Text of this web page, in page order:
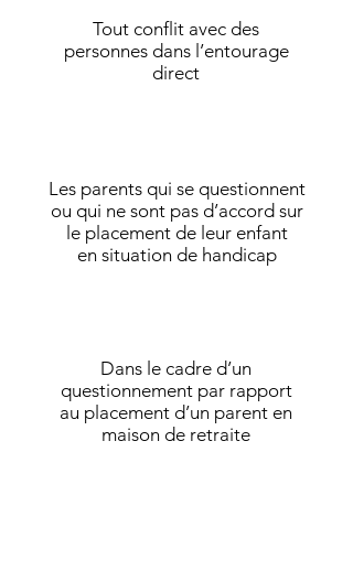
Tout conflit avec des
personnes dans l’entourage
direct
Les parents qui se questionnent
ou qui ne sont pas d’accord sur
le placement de leur enfant
en situation de handicap
Dans le cadre d’un
questionnement par rapport
au placement d’un parent en
maison de retraite